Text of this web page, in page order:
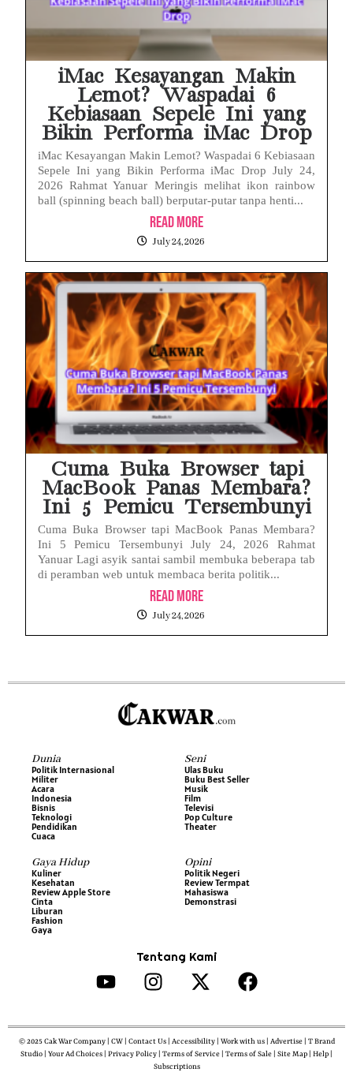
iMac Kesayangan Makin
Lemot? Waspadai 6
Kebiasaan Sepele Ini yang
Bikin Performa iMac Drop
iMac Kesayangan Makin Lemot? Waspadai 6 Kebiasaan
Sepele Ini yang Bikin Performa iMac Drop July 24,
2026 Rahmat Yanuar Meringis melihat ikon rainbow
ball (spinning beach ball) berputar-putar tanpa henti...
Read More
July 24, 2026
Cuma Buka Browser tapi
MacBook Panas Membara?
Ini 5 Pemicu Tersembunyi
Cuma Buka Browser tapi MacBook Panas Membara?
Ini 5 Pemicu Tersembunyi July 24, 2026 Rahmat
Yanuar Lagi asyik santai sambil membuka beberapa tab
di peramban web untuk membaca berita politik...
Read More
July 24, 2026
Dunia
Politik Internasional
Militer
Acara
Indonesia
Bisnis
Teknologi
Pendidikan
Cuaca
Seni
Ulas Buku
Buku Best Seller
Musik
Film
Televisi
Pop Culture
Theater
Gaya Hidup
Kuliner
Kesehatan
Review Apple Store
Cinta
Liburan
Fashion
Gaya
Opini
Politik Negeri
Review Termpat
Mahasiswa
Demonstrasi
Tentang Kami
© 2025 Cak War Company | CW | Contact Us | Accessibility | Work with us | Advertise | T Brand
Studio | Your Ad Choices | Privacy Policy | Terms of Service | Terms of Sale | Site Map | Help |
Subscriptions